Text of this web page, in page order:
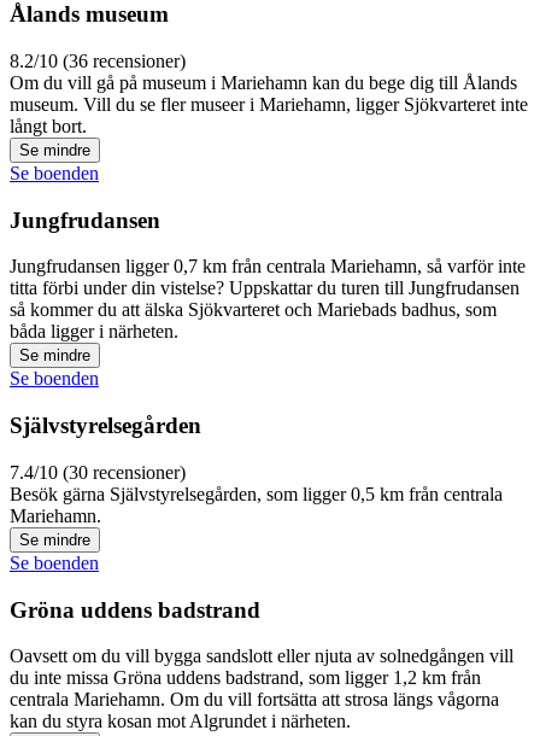
Ålands museum
8.2/10 (36 recensioner)
Om du vill gå på museum i Mariehamn kan du bege dig till Ålands
museum. Vill du se fler museer i Mariehamn, ligger Sjökvarteret inte
långt bort.
Se mindre
Se boenden
Jungfrudansen
Jungfrudansen ligger 0,7 km från centrala Mariehamn, så varför inte
titta förbi under din vistelse? Uppskattar du turen till Jungfrudansen
så kommer du att älska Sjökvarteret och Mariebads badhus, som
båda ligger i närheten.
Se mindre
Se boenden
Självstyrelsegården
7.4/10 (30 recensioner)
Besök gärna Självstyrelsegården, som ligger 0,5 km från centrala
Mariehamn.
Se mindre
Se boenden
Gröna uddens badstrand
Oavsett om du vill bygga sandslott eller njuta av solnedgången vill
du inte missa Gröna uddens badstrand, som ligger 1,2 km från
centrala Mariehamn. Om du vill fortsätta att strosa längs vågorna
kan du styra kosan mot Algrundet i närheten.